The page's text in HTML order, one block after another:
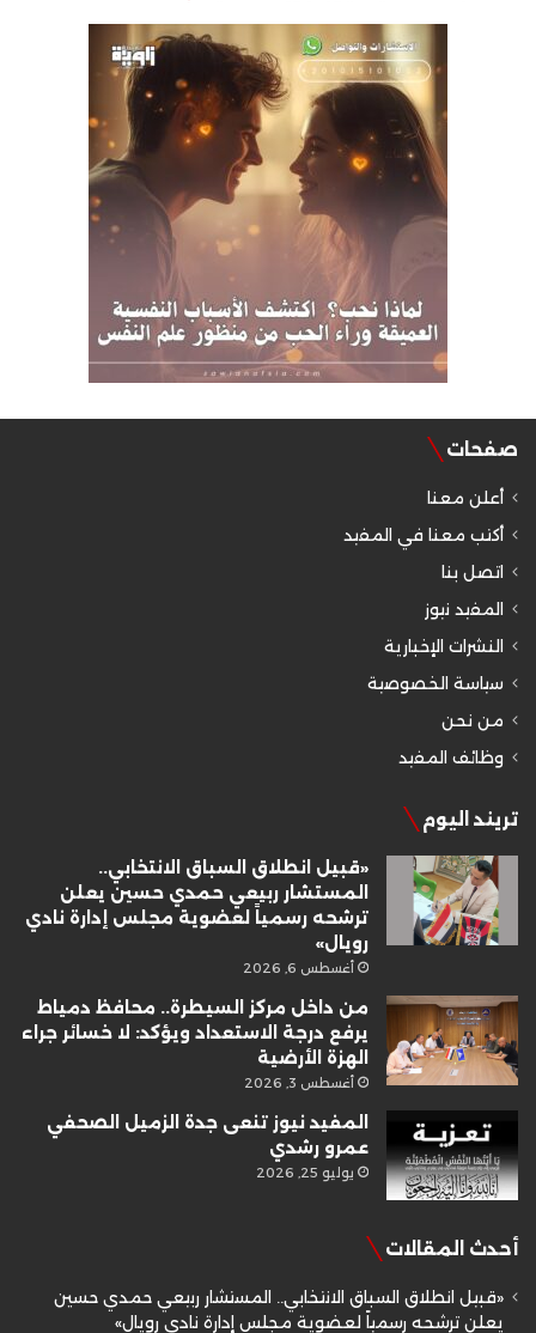
صفحات
أعلن معنا
أكتب معنا في المفيد
اتصل بنا
المفيد نيوز
النشرات الإخبارية
سياسة الخصوصية
من نحن
وظائف المفيد
تريند اليوم
«قبيل انطلاق السباق الانتخابي..
المستشار ربيعي حمدي حسين يعلن
ترشحه رسمياً لعضوية مجلس إدارة نادي
رويال»
أغسطس 6, 2026
من داخل مركز السيطرة.. محافظ دمياط
يرفع درجة الاستعداد ويؤكد: لا خسائر جراء
الهزة الأرضية
أغسطس 3, 2026
المفيد نيوز تنعى جدة الزميل الصحفي
عمرو رشدي
يوليو 25, 2026
أحدث المقالات
«قبيل انطلاق السباق الانتخابي.. المستشار ربيعي حمدي حسين
يعلن ترشحه رسمياً لعضوية مجلس إدارة نادي رويال»